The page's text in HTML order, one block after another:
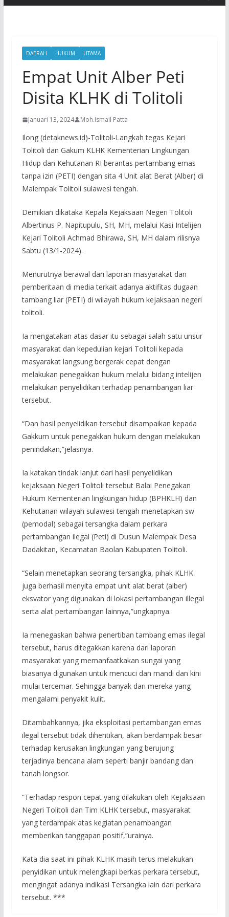
DAERAH HUKUM UTAMA
Empat Unit Alber Peti
Disita KLHK di Tolitoli
Januari 13, 2024 Moh.Ismail Patta
Ilong (detaknews.id)-Tolitoli-Langkah tegas Kejari
Tolitoli dan Gakum KLHK Kementerian Lingkungan
Hidup dan Kehutanan RI berantas pertambang emas
tanpa izin (PETI) dengan sita 4 Unit alat Berat (Alber) di
Malempak Tolitoli sulawesi tengah.
Demikian dikataka Kepala Kejaksaan Negeri Tolitoli
Albertinus P. Napitupulu, SH, MH, melalui Kasi Intelijen
Kejari Tolitoli Achmad Bhirawa, SH, MH dalam rilisnya
Sabtu (13/1-2024).
Menurutnya berawal dari laporan masyarakat dan
pemberitaan di media terkait adanya aktifitas dugaan
tambang liar (PETI) di wilayah hukum kejaksaan negeri
tolitoli.
Ia mengatakan atas dasar itu sebagai salah satu unsur
masyarakat dan kepedulian kejari Tolitoli kepada
masyarakat langsung bergerak cepat dengan
melakukan penegakkan hukum melalui bidang intelijen
melakukan penyelidikan terhadap penambangan liar
tersebut.
“Dan hasil penyelidikan tersebut disampaikan kepada
Gakkum untuk penegakkan hukum dengan melakukan
penindakan,”jelasnya.
Ia katakan tindak lanjut dari hasil penyelidikan
kejaksaan Negeri Tolitoli tersebut Balai Penegakan
Hukum Kementerian lingkungan hidup (BPHKLH) dan
Kehutanan wilayah sulawesi tengah menetapkan sw
(pemodal) sebagai tersangka dalam perkara
pertambangan ilegal (Peti) di Dusun Malempak Desa
Dadakitan, Kecamatan Baolan Kabupaten Tolitoli.
“Selain menetapkan seorang tersangka, pihak KLHK
juga berhasil menyita empat unit alat berat (alber)
eksvator yang digunakan di lokasi pertambangan illegal
serta alat pertambangan lainnya,”ungkapnya.
Ia menegaskan bahwa penertiban tambang emas ilegal
tersebut, harus ditegakkan karena dari laporan
masyarakat yang memanfaatkakan sungai yang
biasanya digunakan untuk mencuci dan mandi dan kini
mulai tercemar. Sehingga banyak dari mereka yang
mengalami penyakit kulit.
Ditambahkannya, jika eksploitasi pertambangan emas
ilegal tersebut tidak dihentikan, akan berdampak besar
terhadap kerusakan lingkungan yang berujung
terjadinya bencana alam seperti banjir bandang dan
tanah longsor.
“Terhadap respon cepat yang dilakukan oleh Kejaksaan
Negeri Tolitoli dan Tim KLHK tersebut, masyarakat
yang terdampak atas kegiatan penambangan
memberikan tanggapan positif,”urainya.
Kata dia saat ini pihak KLHK masih terus melakukan
penyidikan untuk melengkapi berkas perkara tersebut,
mengingat adanya indikasi Tersangka lain dari perkara
tersebut. ***